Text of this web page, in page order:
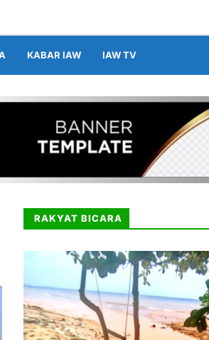
KABAR IAW IAW TV
RAKYAT BICARA